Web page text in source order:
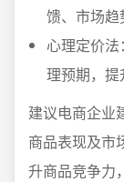
馈、市场趋
心理定价
理预期，提
建议电商企业
商品表现及市
升商品竞争力